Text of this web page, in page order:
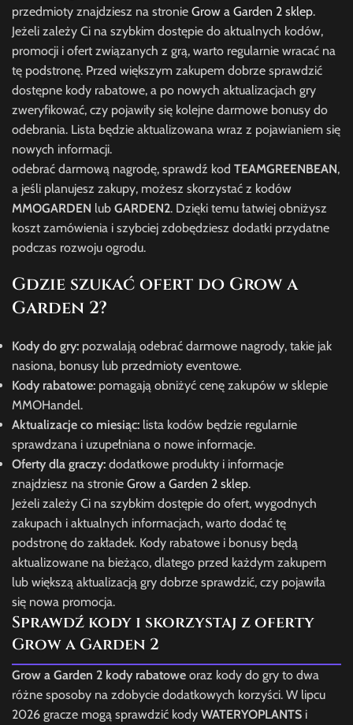
przedmioty znajdziesz na stronie Grow a Garden 2 sklep.
Jeżeli zależy Ci na szybkim dostępie do aktualnych kodów,
promocji i ofert związanych z grą, warto regularnie wracać na
tę podstronę. Przed większym zakupem dobrze sprawdzić
dostępne kody rabatowe, a po nowych aktualizacjach gry
zweryfikować, czy pojawiły się kolejne darmowe bonusy do
odebrania. Lista będzie aktualizowana wraz z pojawianiem się
nowych informacji.
odebrać darmową nagrodę, sprawdź kod TEAMGREENBEAN,
a jeśli planujesz zakupy, możesz skorzystać z kodów
MMOGARDEN lub GARDEN2. Dzięki temu łatwiej obniżysz
koszt zamówienia i szybciej zdobędziesz dodatki przydatne
podczas rozwoju ogrodu.
Gdzie szukać ofert do Grow a
Garden 2?
Kody do gry: pozwalają odebrać darmowe nagrody, takie jak
nasiona, bonusy lub przedmioty eventowe.
Kody rabatowe: pomagają obniżyć cenę zakupów w sklepie
MMOHandel.
Aktualizacje co miesiąc: lista kodów będzie regularnie
sprawdzana i uzupełniana o nowe informacje.
Oferty dla graczy: dodatkowe produkty i informacje
znajdziesz na stronie Grow a Garden 2 sklep.
Jeżeli zależy Ci na szybkim dostępie do ofert, wygodnych
zakupach i aktualnych informacjach, warto dodać tę
podstronę do zakładek. Kody rabatowe i bonusy będą
aktualizowane na bieżąco, dlatego przed każdym zakupem
lub większą aktualizacją gry dobrze sprawdzić, czy pojawiła
się nowa promocja.
Sprawdź kody i skorzystaj z oferty
Grow a Garden 2
Grow a Garden 2 kody rabatowe oraz kody do gry to dwa
różne sposoby na zdobycie dodatkowych korzyści. W lipcu
2026 gracze mogą sprawdzić kody WATERYOPLANTS i